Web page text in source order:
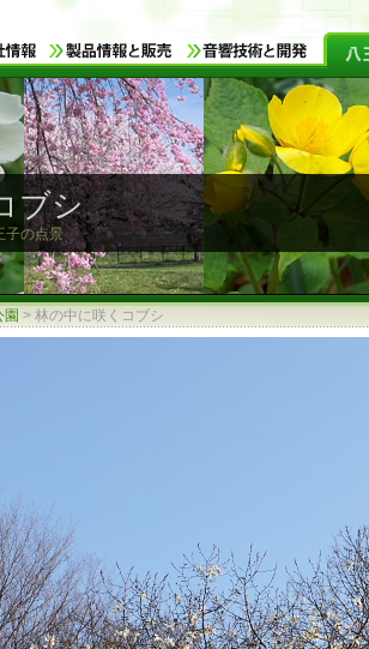
ブシ
子の点景
園 > 林の中に咲くコブシ